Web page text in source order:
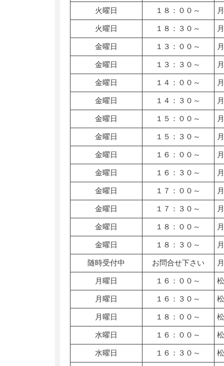
火曜日 １８：００～
火曜日 １８：３０～
金曜日 １３：００～
金曜日 １３：３０～
金曜日 １４：００～
金曜日 １４：３０～
金曜日 １５：００～
金曜日 １５：３０～
金曜日 １６：００～
金曜日 １６：３０～
金曜日 １７：００～
金曜日 １７：３０～
金曜日 １８：００～
金曜日 １８：３０～
随時受付中 お問合せ下さい
月曜日 １６：００～
月曜日 １６：３０～
月曜日 １８：００～
水曜日 １６：００～
水曜日 １６：３０～